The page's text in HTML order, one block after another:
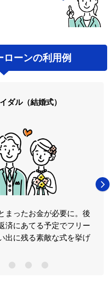
ローンの利用例
ダル（結婚式）
まったお金が必要に。後
済にあてる予定でフリー
出に残る素敵な式を挙げ